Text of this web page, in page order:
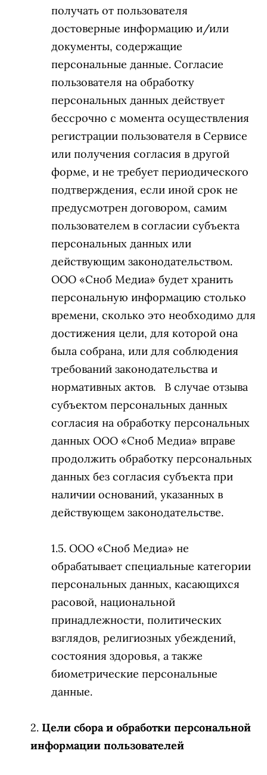
получать от пользователя
достоверные информацию и/или
документы, содержащие
персональные данные. Согласие
пользователя на обработку
персональных данных действует
бессрочно с момента осуществления
регистрации пользователя в Сервисе
или получения согласия в другой
форме, и не требует периодического
подтверждения, если иной срок не
предусмотрен договором, самим
пользователем в согласии субъекта
персональных данных или
действующим законодательством.
ООО «Сноб Медиа» будет хранить
персональную информацию столько
времени, сколько это необходимо для
достижения цели, для которой она
была собрана, или для соблюдения
требований законодательства и
нормативных актов. В случае отзыва
субъектом персональных данных
согласия на обработку персональных
данных ООО «Сноб Медиа» вправе
продолжить обработку персональных
данных без согласия субъекта при
наличии оснований, указанных в
действующем законодательстве.
ООО «Сноб Медиа» не
обрабатывает специальные категории
персональных данных, касающихся
расовой, национальной
принадлежности, политических
взглядов, религиозных убеждений,
состояния здоровья, а также
биометрические персональные
данные.
Цели сбора и обработки персональной
информации пользователей